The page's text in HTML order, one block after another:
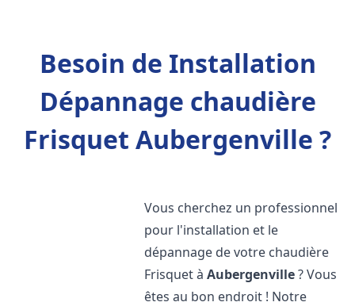
Besoin de Installation
Dépannage chaudière
Frisquet Aubergenville ?
Vous cherchez un professionnel
pour l'installation et le
dépannage de votre chaudière
Frisquet àAubergenville? Vous
êtes au bon endroit ! Notre